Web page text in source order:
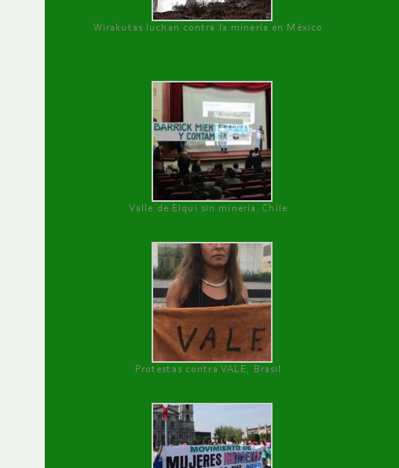
Wirakutas luchan contra la minería en México
Valle de Elqui sin minería. Chile
Protestas contra VALE, Brasil